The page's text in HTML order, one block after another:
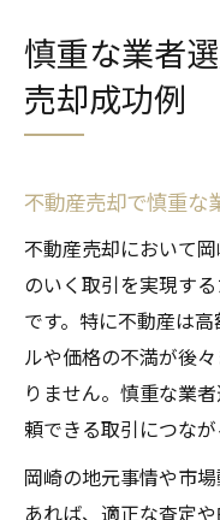
慎重な業者
売却成功例
不動産売却で慎重な
不動産売却において
のいく取引を実現す
です。特に不動産は
ルや価格の不満が後
りません。慎重な業
頼できる取引につなが
岡崎の地元事情や市
あれば、適正な査定